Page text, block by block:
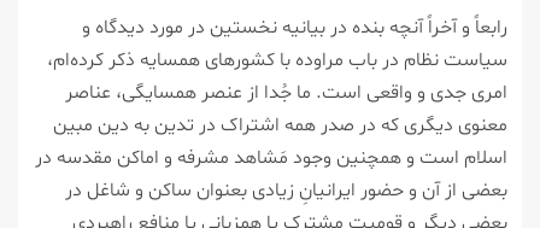
رابعاً و آخراً آنچه بنده در بیانیه نخستین در مورد دیدگاه و
سیاست نظام در باب مراوده با کشورهای همسایه ذکر کرده‌ام،
امری جدی و واقعی است. ما جُدا از عنصر همسایگی، عناصر
معنوی دیگری که در صدر همه اشتراک در تدین به دین مبین
اسلام است و همچنین وجود مَشاهد مشرفه و اماکن مقدسه در
بعضی از آن و حضور ایرانیانِ زیادی بعنوان ساکن و شاغل در